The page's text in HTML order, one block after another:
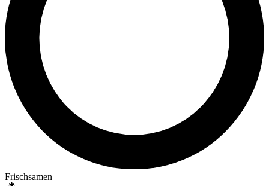
Frischsamen